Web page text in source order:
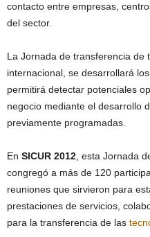
contacto entre empresas,
del sector.
La Jornada de transferencia de
internacional, se desarrollará
permitirá detectar potenciales
negocio mediante el desarrollo
previamente programadas.
En SICUR 2012 , esta Jornada
congregó a más de 120
reuniones que sirvieron para
prestaciones de servicios,
para la transferencia de las